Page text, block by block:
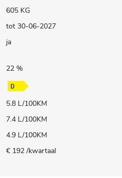
605 KG
tot 30-06-2027
ja
22 %
5.8 L/100KM
7.4 L/100KM
4.9 L/100KM
€ 192 /kwartaal